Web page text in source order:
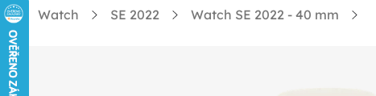
Domů Watch SE 2022 Watch SE 2022 - 40 mm